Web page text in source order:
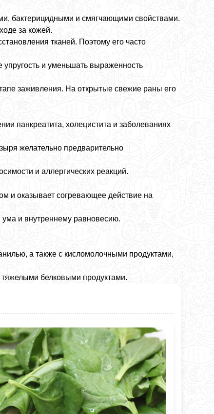
бактерицидными и смягчающими свойствами.
за кожей.
тканей. Поэтому его часто
и уменьшать выраженность
заживления. На открытые свежие раны его
панкреатита, холецистита и заболеваниях
желательно предварительно
и аллергических реакций.
и оказывает согревающее действие на
ума и внутреннему равновесию.
а также с кисломолочными продуктами,
белковыми продуктами.